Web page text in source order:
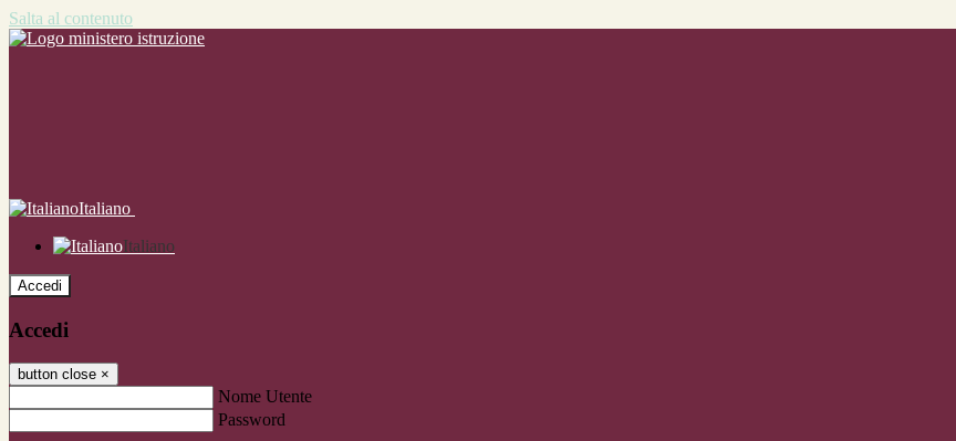
Salta al contenuto
Italiano
Italiano
Accedi
Accedi
button close ×
Nome Utente
Password